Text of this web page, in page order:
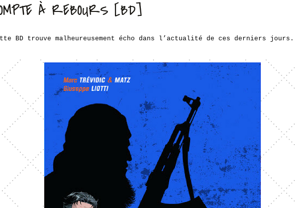
À REBOURS [BD]
BD trouve malheureusement écho dans l’actualité de ces derniers jours.